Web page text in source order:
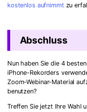
kostenlos aufnimmt zu
Abschluss
Nun haben Sie die 4
iPhone-Rekorders
Zoom-Webinar-Material
benutzen?
Treffen Sie jetzt Ihre Wahl